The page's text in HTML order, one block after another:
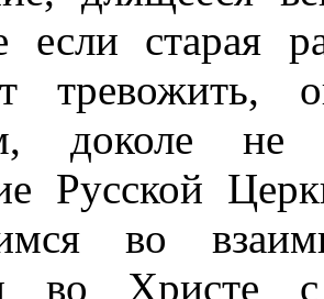
старая
тревожить,
доколе не
Русской
во
во Христе с